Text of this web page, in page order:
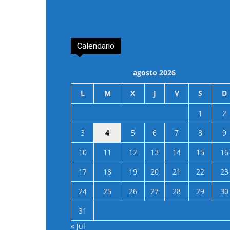
Calendario
agosto 2026
L M X J V S D
1
2
3
4 5 6 7 8
9
10
11 12 13 14 15
16
17
18 19 20 21 22
23
24
25 26 27 28 29
30
31
« Jul